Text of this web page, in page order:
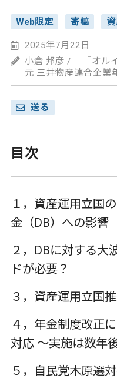
Web限定 寄稿
2025年7月22日
小倉 邦彦 / 『オル
元 三井物産連合企業
送る
目次
１，資産運用立国
金（DB）への影響
２，DBに対する大
ドが必要？
３，資産運用立国
４，年金制度改正
対応 ～実施は数年
５，自民党木原選